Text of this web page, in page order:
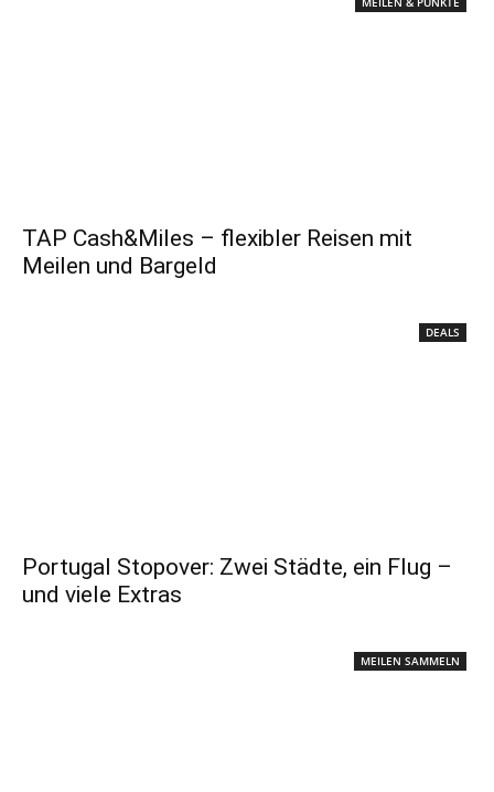
TAP Cash&Miles – flexibler Reisen mit
Meilen und Bargeld
DEALS
Portugal Stopover: Zwei Städte, ein Flug –
und viele Extras
MEILEN SAMMELN